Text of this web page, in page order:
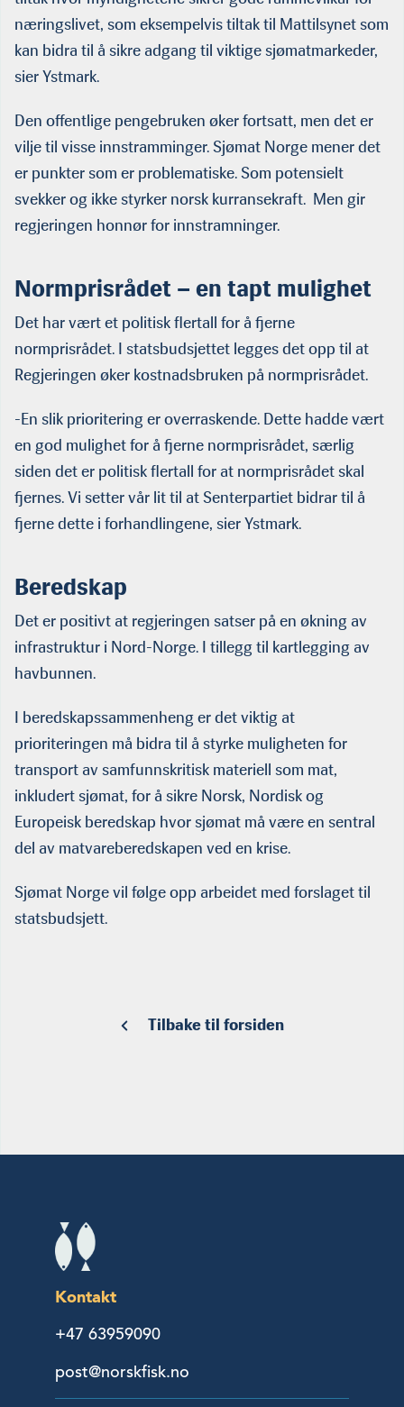
næringslivet, som eksempelvis tiltak til Mattilsynet som
kan bidra til å sikre adgang til viktige sjømatmarkeder,
sier Ystmark.
Den offentlige pengebruken øker fortsatt, men det er
vilje til visse innstramminger. Sjømat Norge mener det
er punkter som er problematiske. Som potensielt
svekker og ikke styrker norsk kurransekraft. Men gir
regjeringen honnør for innstramninger.
Normprisrådet – en tapt mulighet
Det har vært et politisk flertall for å fjerne
normprisrådet. I statsbudsjettet legges det opp til at
Regjeringen øker kostnadsbruken på normprisrådet.
-En slik prioritering er overraskende. Dette hadde vært
en god mulighet for å fjerne normprisrådet, særlig
siden det er politisk flertall for at normprisrådet skal
fjernes. Vi setter vår lit til at Senterpartiet bidrar til å
fjerne dette i forhandlingene, sier Ystmark.
Beredskap
Det er positivt at regjeringen satser på en økning av
infrastruktur i Nord-Norge. I tillegg til kartlegging av
havbunnen.
I beredskapssammenheng er det viktig at
prioriteringen må bidra til å styrke muligheten for
transport av samfunnskritisk materiell som mat,
inkludert sjømat, for å sikre Norsk, Nordisk og
Europeisk beredskap hvor sjømat må være en sentral
del av matvareberedskapen ved en krise.
Sjømat Norge vil følge opp arbeidet med forslaget til
statsbudsjett.
Tilbake til forsiden
Kontakt
+47 63959090
post@norskfisk.no